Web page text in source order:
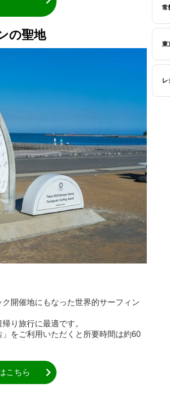
の聖地
開催地にもなった世界的サーフィン
り旅行に最適です。
をご利用いただくと所要時間は約60
こちら
常
東
レ